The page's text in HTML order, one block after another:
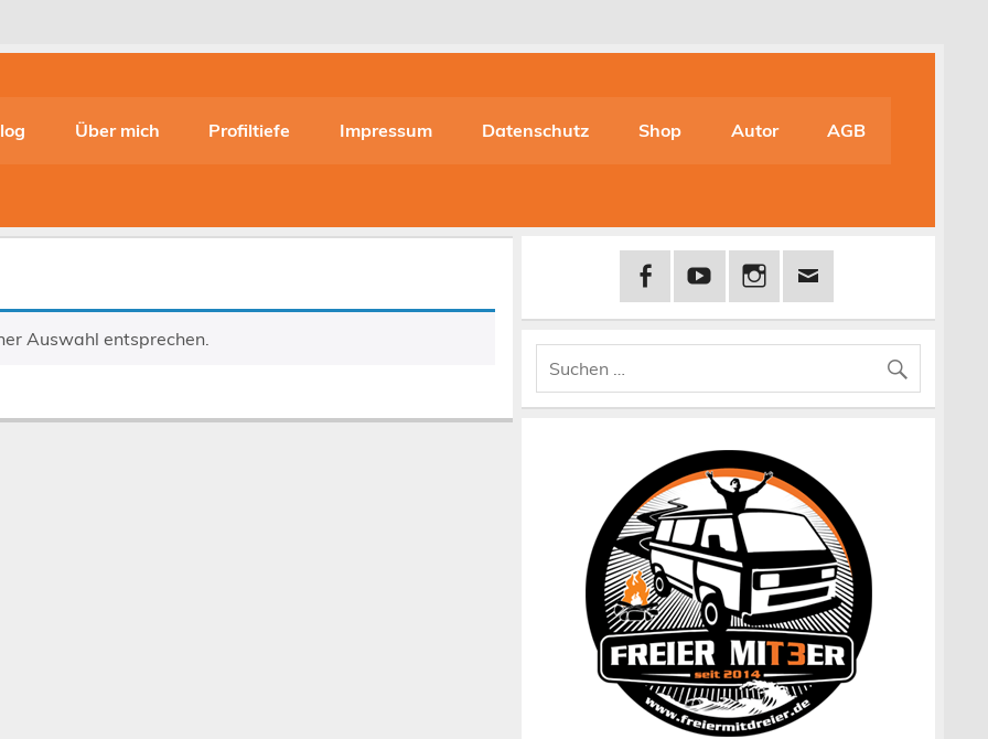
Über mich Profiltiefe Impressum Datenschutz Shop Autor AGB
Auswahl entsprechen.